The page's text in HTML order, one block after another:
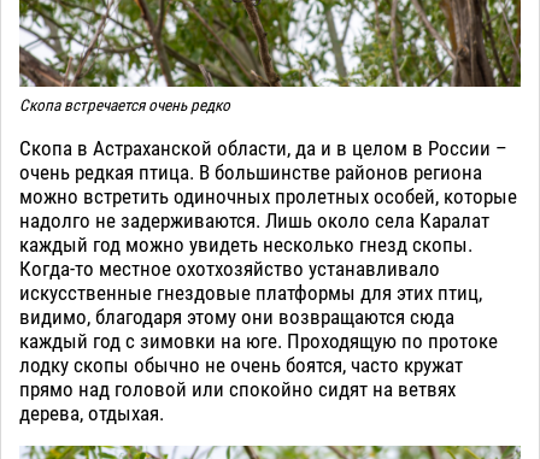
Скопа встречается очень редко
Скопа в Астраханской области, да и в целом в России –
очень редкая птица. В большинстве районов региона
можно встретить одиночных пролетных особей, которые
надолго не задерживаются. Лишь около села Каралат
каждый год можно увидеть несколько гнезд скопы.
Когда-то местное охотхозяйство устанавливало
искусственные гнездовые платформы для этих птиц,
видимо, благодаря этому они возвращаются сюда
каждый год с зимовки на юге. Проходящую по протоке
лодку скопы обычно не очень боятся, часто кружат
прямо над головой или спокойно сидят на ветвях
дерева, отдыхая.